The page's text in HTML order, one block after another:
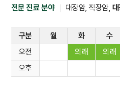
전문 진료 분야
대장암, 직장암,
구분 월 화 수
오전
외래
외래
오후